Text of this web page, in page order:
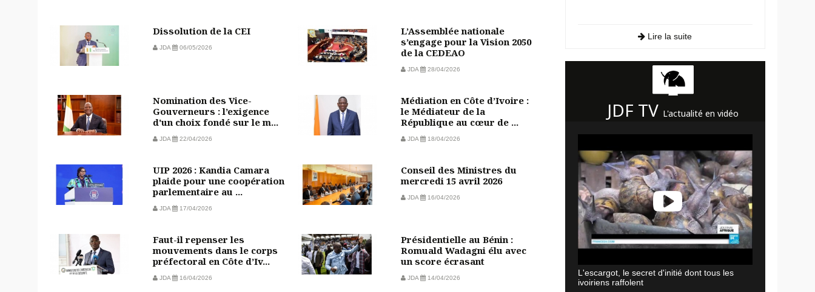
Dissolution de la CEI
JDA 06/05/2026
L’Assemblée nationale
s’engage pour la Vision 2050
de la CEDEAO
JDA 28/04/2026
Nomination des Vice-
Gouverneurs : l’exigence
d'un choix fondé sur le m...
JDA 22/04/2026
Médiation en Côte d’Ivoire :
le Médiateur de la
République au cœur de ...
JDA 18/04/2026
UIP 2026 : Kandia Camara
plaide pour une coopération
parlementaire au ...
JDA 17/04/2026
Conseil des Ministres du
mercredi 15 avril 2026
JDA 16/04/2026
Faut-il repenser les
mouvements dans le corps
préfectoral en Côte d’Iv...
JDA 16/04/2026
Présidentielle au Bénin :
Romuald Wadagni élu avec
un score écrasant
JDA 14/04/2026
Lire la suite
JDF TV L'actualité en vidéo
L'escargot, le secret d'initié dont tous les
ivoiriens raffolent